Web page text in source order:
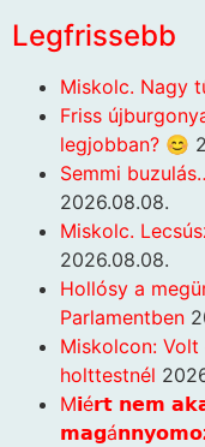
Legfrissebb
Miskolc. Nagy
Friss
legjobban? 😊
Semmi
2026.08.08.
Miskolc.
2026.08.08.
Hollósy a
Parlamentben
Miskolcon:
holttestnél
M𝗶é𝗿𝘁 𝗻𝗲𝗺